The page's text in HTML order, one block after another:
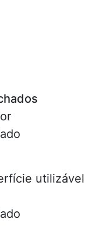
utilizável